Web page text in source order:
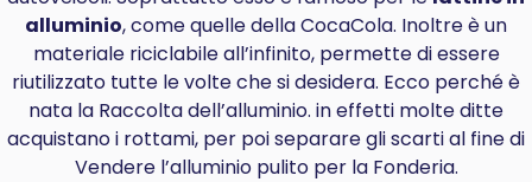
alluminio, come quelle della CocaCola. Inoltre è un
materiale riciclabile all’infinito, permette di essere
riutilizzato tutte le volte che si desidera. Ecco perché è
nata la Raccolta dell’alluminio. in effetti molte ditte
acquistano i rottami, per poi separare gli scarti al fine di
Vendere l’alluminio pulito per la Fonderia.